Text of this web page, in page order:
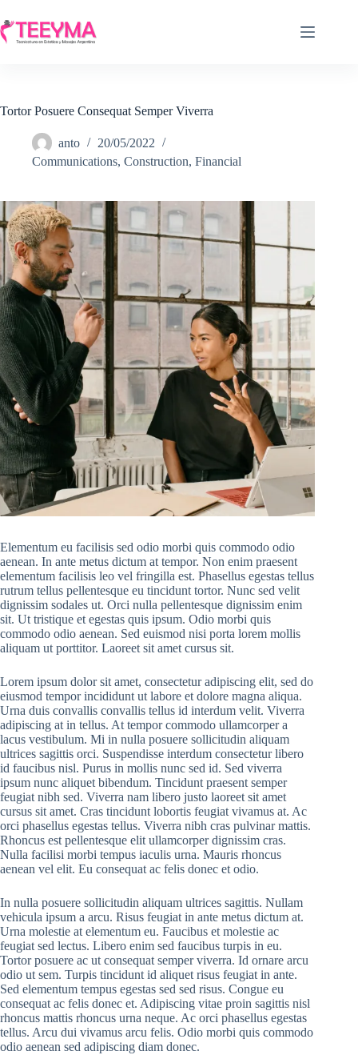
al
contenido
Tortor Posuere Consequat Semper Viverra
anto
20/05/2022
Communications, Construction, Financial
Elementum eu facilisis sed odio morbi quis commodo odio
aenean. In ante metus dictum at tempor. Non enim praesent
elementum facilisis leo vel fringilla est. Phasellus egestas tellus
rutrum tellus pellentesque eu tincidunt tortor. Nunc sed velit
dignissim sodales ut. Orci nulla pellentesque dignissim enim
sit. Ut tristique et egestas quis ipsum. Odio morbi quis
commodo odio aenean. Sed euismod nisi porta lorem mollis
aliquam ut porttitor. Laoreet sit amet cursus sit.
Lorem ipsum dolor sit amet, consectetur adipiscing elit, sed do
eiusmod tempor incididunt ut labore et dolore magna aliqua.
Urna duis convallis convallis tellus id interdum velit. Viverra
adipiscing at in tellus. At tempor commodo ullamcorper a
lacus vestibulum. Mi in nulla posuere sollicitudin aliquam
ultrices sagittis orci. Suspendisse interdum consectetur libero
id faucibus nisl. Purus in mollis nunc sed id. Sed viverra
ipsum nunc aliquet bibendum. Tincidunt praesent semper
feugiat nibh sed. Viverra nam libero justo laoreet sit amet
cursus sit amet. Cras tincidunt lobortis feugiat vivamus at. Ac
orci phasellus egestas tellus. Viverra nibh cras pulvinar mattis.
Rhoncus est pellentesque elit ullamcorper dignissim cras.
Nulla facilisi morbi tempus iaculis urna. Mauris rhoncus
aenean vel elit. Eu consequat ac felis donec et odio.
In nulla posuere sollicitudin aliquam ultrices sagittis. Nullam
vehicula ipsum a arcu. Risus feugiat in ante metus dictum at.
Urna molestie at elementum eu. Faucibus et molestie ac
feugiat sed lectus. Libero enim sed faucibus turpis in eu.
Tortor posuere ac ut consequat semper viverra. Id ornare arcu
odio ut sem. Turpis tincidunt id aliquet risus feugiat in ante.
Sed elementum tempus egestas sed sed risus. Congue eu
consequat ac felis donec et. Adipiscing vitae proin sagittis nisl
rhoncus mattis rhoncus urna neque. Ac orci phasellus egestas
tellus. Arcu dui vivamus arcu felis. Odio morbi quis commodo
odio aenean sed adipiscing diam donec.